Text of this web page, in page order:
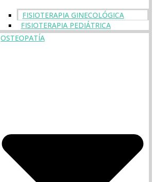
FISIOTERAPIA GINECOLÓGICA
FISIOTERAPIA PEDIÁTRICA
OSTEOPATÍA